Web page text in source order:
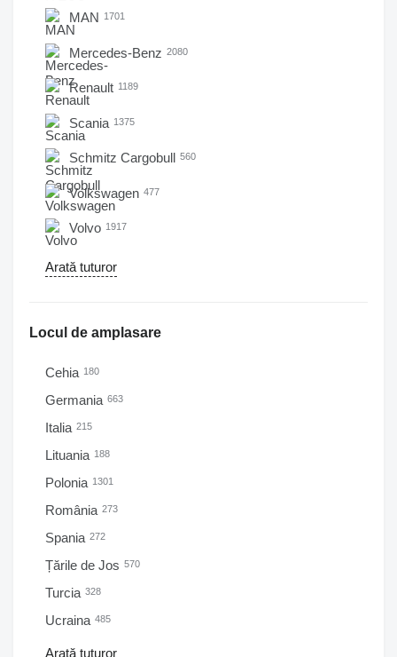
MAN 1701
Mercedes-Benz 2080
Renault 1189
Scania 1375
Schmitz Cargobull 560
Volkswagen 477
Volvo 1917
Arată tuturor
Locul de amplasare
Cehia 180
Germania 663
Italia 215
Lituania 188
Polonia 1301
România 273
Spania 272
Țările de Jos 570
Turcia 328
Ucraina 485
Arată tuturor